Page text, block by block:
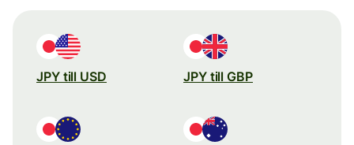
JPY till USD JPY till GBP